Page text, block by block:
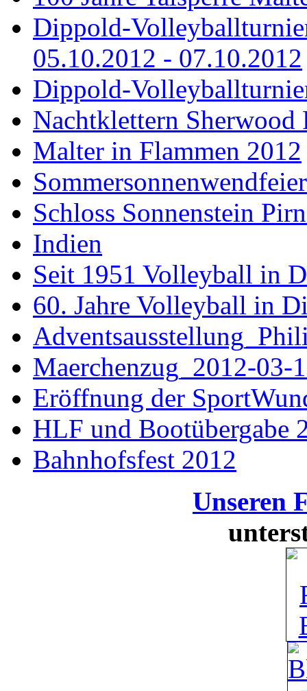
Dippold-
05.10.2012 - 07.10.2012
Dippold-
Nachtklettern Sherwood
Malter in Flammen 2012
Schloss Sonnenstein
Indien
Seit 1951 Volleyball in
60. Jahre Volleyball in
Maerchenzug_2012-03-
Eröffnung der
HLF und Bootübergabe
Bahnhofsfest 2012
Unseren